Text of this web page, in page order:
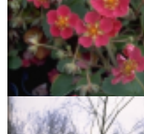
Aardbei
Fragaria 'Red Ruby'